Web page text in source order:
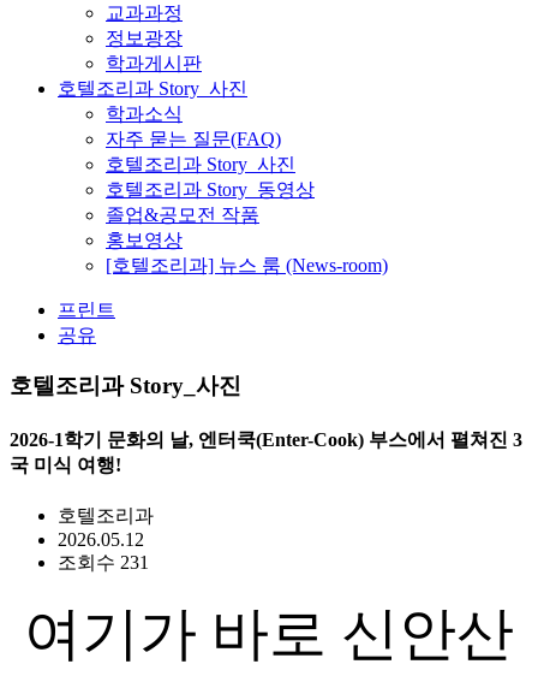
교과과정
정보광장
학과게시판
호텔조리과 Story_사진
학과소식
자주 묻는 질문(FAQ)
호텔조리과 Story_사진
호텔조리과 Story_동영상
졸업&공모전 작품
홍보영상
[호텔조리과] 뉴스 룸 (News-room)
프린트
공유
호텔조리과 Story_사진
2026-1학기 문화의 날, 엔터쿡(Enter-Cook) 부스에서 펼쳐진 3
국 미식 여행!
호텔조리과
2026.05.12
조회수 231
여기가 바로 신안산